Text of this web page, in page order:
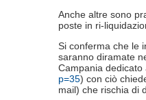
Anche altre sono
poste in ri-
Si conferma che le
saranno diramate
Campania dedicato
p=35) con ciò
mail) che rischia di